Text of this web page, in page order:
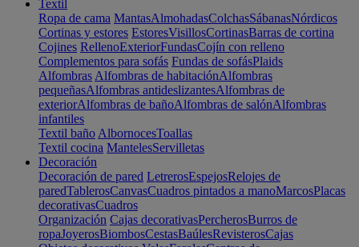
Textil
Ropa de cama MantasAlmohadasColchasSábanasNórdicos
Cortinas y estores EstoresVisillosCortinasBarras de cortina
Cojines RellenoExteriorFundasCojín con relleno
Complementos para sofás Fundas de sofásPlaids
Alfombras Alfombras de habitaciónAlfombras
pequeñasAlfombras antideslizantesAlfombras de
exteriorAlfombras de bañoAlfombras de salónAlfombras
infantiles
Textil baño AlbornocesToallas
Textil cocina MantelesServilletas
Decoración
Decoración de pared LetrerosEspejosRelojes de
paredTablerosCanvasCuadros pintados a manoMarcosPlacas
decorativasCuadros
Organización Cajas decorativasPercherosBurros de
ropaJoyerosBiombosCestasBaúlesRevisterosCajas